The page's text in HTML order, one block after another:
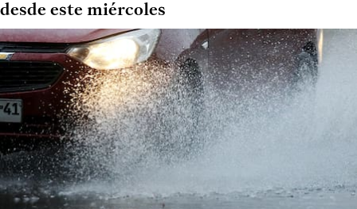
desde este miércoles